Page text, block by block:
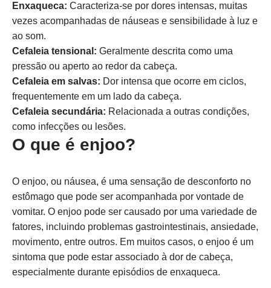
Enxaqueca: Caracteriza-se por dores intensas, muitas
vezes acompanhadas de náuseas e sensibilidade à luz e
ao som.
Cefaleia tensional: Geralmente descrita como uma
pressão ou aperto ao redor da cabeça.
Cefaleia em salvas: Dor intensa que ocorre em ciclos,
frequentemente em um lado da cabeça.
Cefaleia secundária: Relacionada a outras condições,
como infecções ou lesões.
O que é enjoo?
O enjoo, ou náusea, é uma sensação de desconforto no
estômago que pode ser acompanhada por vontade de
vomitar. O enjoo pode ser causado por uma variedade de
fatores, incluindo problemas gastrointestinais, ansiedade,
movimento, entre outros. Em muitos casos, o enjoo é um
sintoma que pode estar associado à dor de cabeça,
especialmente durante episódios de enxaqueca.